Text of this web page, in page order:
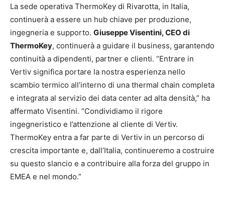
La sede operativa ThermoKey di Rivarotta, in Italia,
continuerà a essere un hub chiave per produzione,
ingegneria e supporto. Giuseppe Visentini, CEO di
ThermoKey, continuerà a guidare il business, garantendo
continuità a dipendenti, partner e clienti. “Entrare in
Vertiv significa portare la nostra esperienza nello
scambio termico all’interno di una thermal chain completa
e integrata al servizio dei data center ad alta densità,” ha
affermato Visentini. “Condividiamo il rigore
ingegneristico e l’attenzione al cliente di Vertiv.
ThermoKey entra a far parte di Vertiv in un percorso di
crescita importante e, dall’Italia, continueremo a costruire
su questo slancio e a contribuire alla forza del gruppo in
EMEA e nel mondo.”